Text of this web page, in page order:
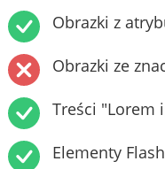
Obrazki z
Obrazki ze
Treści "Lorem
Elementy Flash